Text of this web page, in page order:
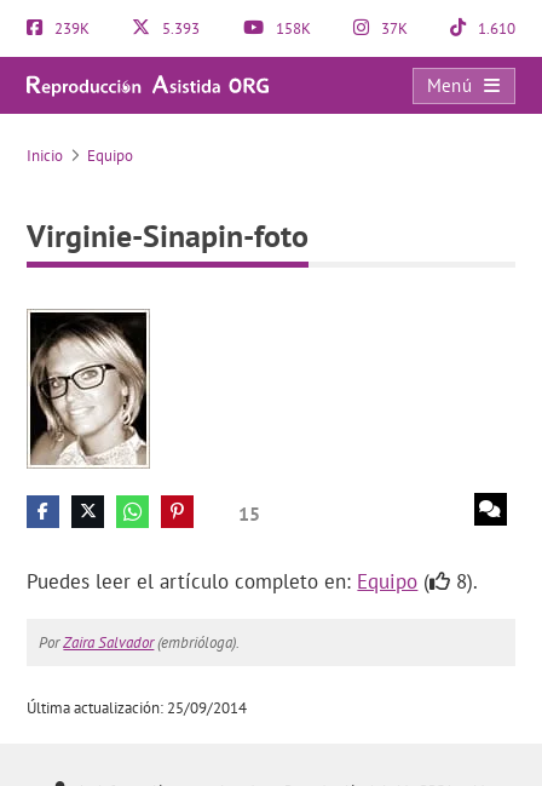
239K 5.393 158K 37K 1.610
Menú
Virginie-Sinapin-foto
Inicio Equipo
Virginie-Sinapin-foto
15
Puedes leer el artículo completo en: Equipo ( 8).
PorZaira Salvador(embrióloga).
Última actualización: 25/09/2014